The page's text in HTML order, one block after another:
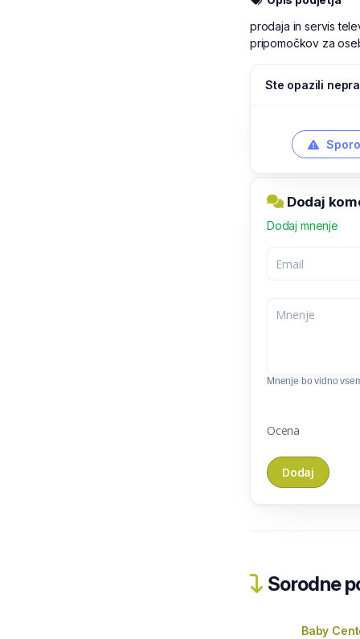
prodaja in servis
pripomočkov za
Ste opazili
Dodaj
Dodaj mnenje
Mnenje bo vidno
Ocena
Sorodne
Baby